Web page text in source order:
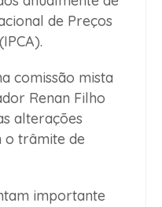
de Preços
comissão mista
Renan Filho
alterações
o trâmite de
importante